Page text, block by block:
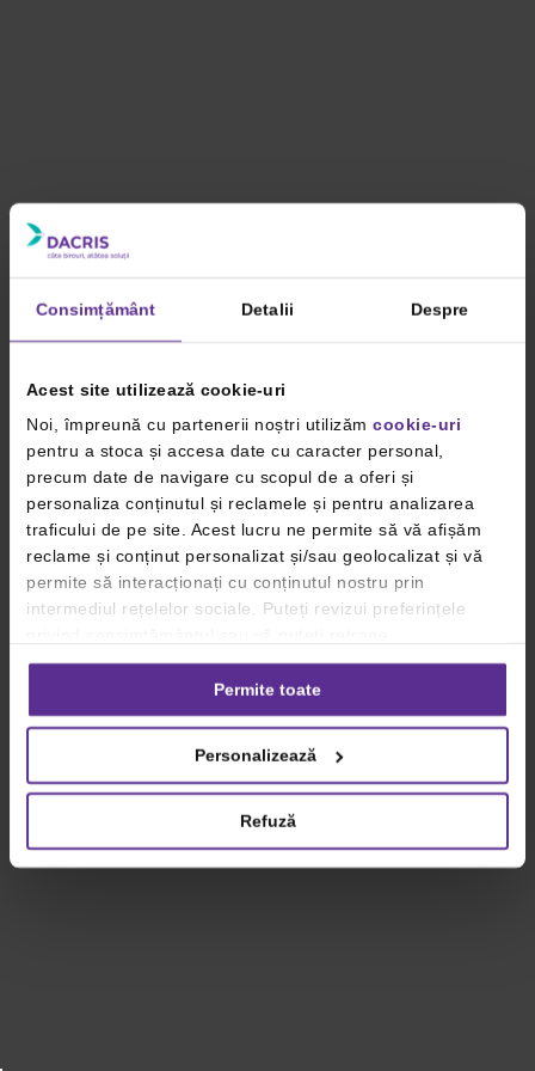
Consimțământ Detalii Despre
Acest site utilizează cookie-uri
Noi, împreună cu partenerii noștri utilizăm cookie-uri
pentru a stoca și accesa date cu caracter personal,
precum date de navigare cu scopul de a oferi și
personaliza conținutul și reclamele și pentru analizarea
traficului de pe site. Acest lucru ne permite să vă afișăm
reclame și conținut personalizat și/sau geolocalizat și vă
permite să interacționați cu conținutul nostru prin
intermediul rețelelor sociale. Puteți revizui preferințele
consimțământul oricând, făcând click pe linkul către
setările dvs. de cookie-uri.
privind utilizarea modulelor cookie.Detalii
Permite toate
Personalizează
Refuză